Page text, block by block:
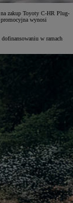
zakup Toyoty C-HR Plug-
wynosi
w ramach